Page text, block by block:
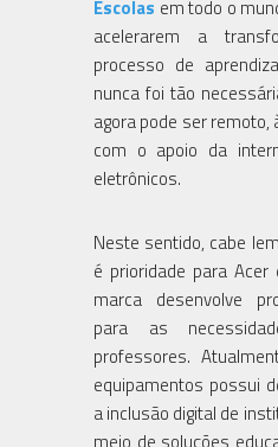
Escolas em todo o
acelerarem a
processo de
nunca foi tão
agora pode ser remoto,
com o apoio da
eletrônicos.
Neste sentido, cabe
é prioridade para
marca desenvolve
para as
professores.
equipamentos possui
a inclusão digital de
meio de soluções